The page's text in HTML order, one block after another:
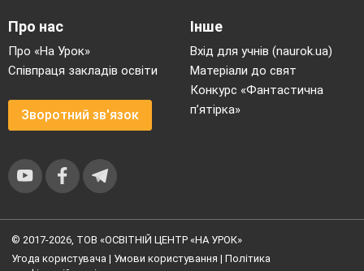
Про нас
Про «На Урок»
Співпраця закладів освіти
Зворотний зв'язок
Інше
Вхід для учнів (naurok.ua)
Матеріали до свят
Конкурс «Фантастична
п’ятірка»
© 2017-2026, ТОВ «ОСВІТНІЙ ЦЕНТР «НА УРОК»
Угода користувача | Умови користування | Політика